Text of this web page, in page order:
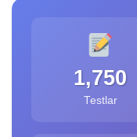
1,750
Testlar